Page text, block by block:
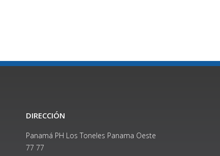
DIRECCIÓN
Panamá PH Los Toneles Panama Oeste
77 77